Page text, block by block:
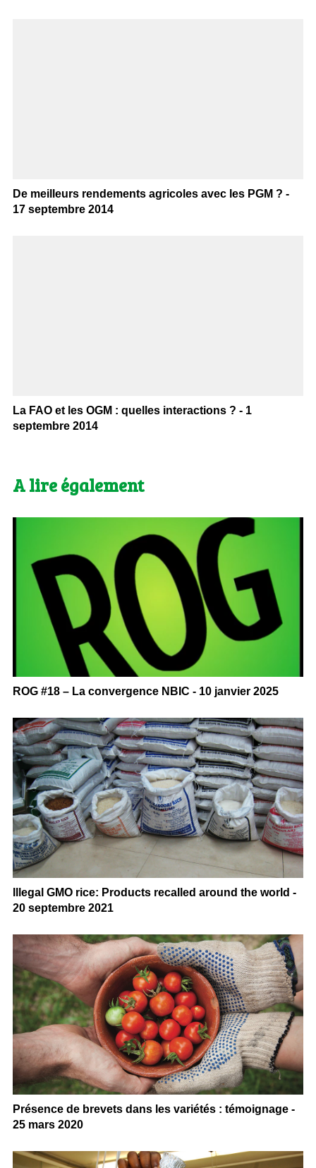
De meilleurs rendements agricoles avec les PGM ? -
17 septembre 2014
La FAO et les OGM : quelles interactions ? - 1
septembre 2014
A lire également
ROG #18 – La convergence NBIC - 10 janvier 2025
Illegal GMO rice: Products recalled around the world -
20 septembre 2021
Présence de brevets dans les variétés : témoignage -
25 mars 2020